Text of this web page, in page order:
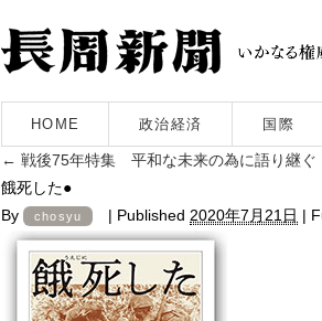
HOME 政治経済 国際
← 戦後75年特集 平和な未来の為に語り継
餓死した●
By
chosyu | Published 2020年7月21日 |